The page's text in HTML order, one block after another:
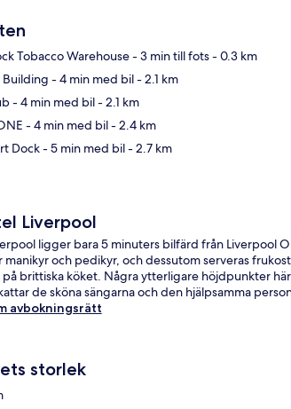
Tobacco Warehouse- 3 min till fots- 0.3 km
Building - 4 min med bil- 2.1 km
- 4 min med bil- 2.1 km
- 4 min med bil- 2.4 km
Dock- 5 min med bil- 2.7 km
Liverpool
ligger bara 5 minuters bilfärd från Liverpool
och pedikyr, och dessutom serveras
på brittiska köket. Några ytterligare höjdpunkter
de sköna sängarna och den hjälpsamma
avbokningsrätt
storlek